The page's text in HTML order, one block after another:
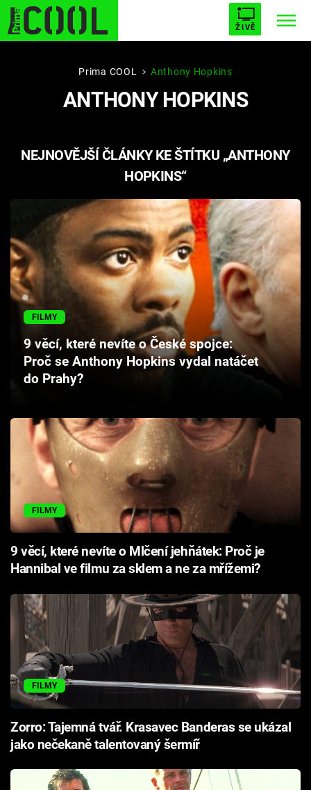
ŽIVĚ
STARHOUSE BUFFY, PŘEMOŽITELKA UPÍRŮ
PLNEJ KOTEL AVENGERS 5
Filmy
Seriály
Hry
Cool Esport
Pořady
Sledujte prima+
Přihlášení
Sledujte nás
Prima COOL Anthony Hopkins
ANTHONY HOPKINS
NEJNOVĚJŠÍ ČLÁNKY KE ŠTÍTKU „ANTHONY
HOPKINS“
FILMY
9 věcí, které nevíte o České spojce:
Proč se Anthony Hopkins vydal natáčet
do Prahy?
FILMY
9 věcí, které nevíte o Mlčení jehňátek: Proč je
Hannibal ve filmu za sklem a ne za mřížemi?
FILMY
Zorro: Tajemná tvář. Krasavec Banderas se ukázal
jako nečekaně talentovaný šermíř